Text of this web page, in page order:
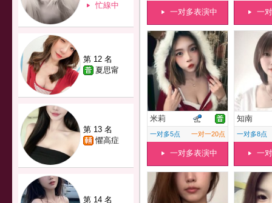
忙線中
第 12 名
夏思甯
第 13 名
懼高症
第 14 名
一对多表演中 一
米莉
一对多5点 一对一20点
一对多表演中
知南
一对多8点
一